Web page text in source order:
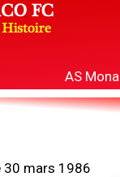
AS
30 mars 1986